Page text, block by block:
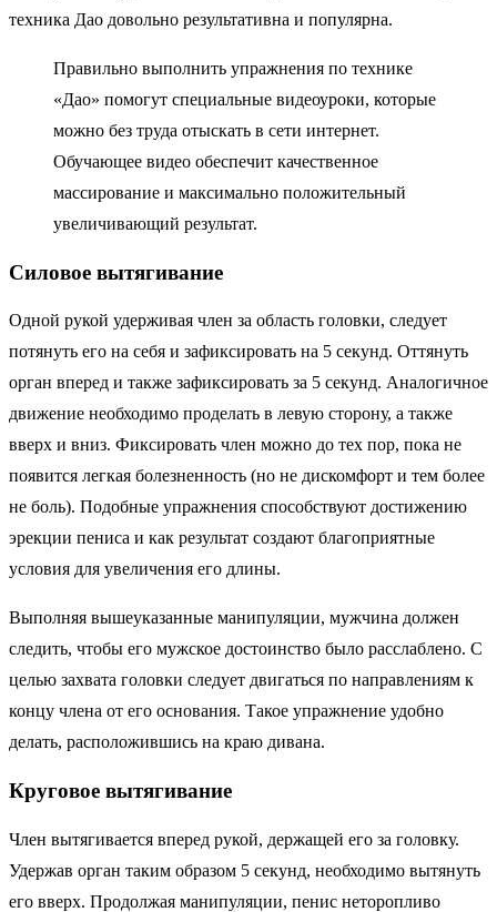
техника Дао довольно результативна и популярна.
Правильно выполнить упражнения по технике
«Дао» помогут специальные видеоуроки, которые
можно без труда отыскать в сети интернет.
Обучающее видео обеспечит качественное
массирование и максимально положительный
увеличивающий результат.
Силовое вытягивание
Одной рукой удерживая член за область головки, следует
потянуть его на себя и зафиксировать на 5 секунд. Оттянуть
орган вперед и также зафиксировать за 5 секунд. Аналогичное
движение необходимо проделать в левую сторону, а также
вверх и вниз. Фиксировать член можно до тех пор, пока не
появится легкая болезненность (но не дискомфорт и тем более
не боль). Подобные упражнения способствуют достижению
эрекции пениса и как результат создают благоприятные
условия для увеличения его длины.
Выполняя вышеуказанные манипуляции, мужчина должен
следить, чтобы его мужское достоинство было расслаблено. С
целью захвата головки следует двигаться по направлениям к
концу члена от его основания. Такое упражнение удобно
делать, расположившись на краю дивана.
Круговое вытягивание
Член вытягивается вперед рукой, держащей его за головку.
Удержав орган таким образом 5 секунд, необходимо вытянуть
его вверх. Продолжая манипуляции, пенис неторопливо